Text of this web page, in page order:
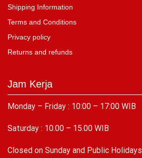
Shipping Information
Terms and Conditions
Privacy policy
Returns and refunds
Jam Kerja
Monday – Friday : 10:00 – 17:00 WIB
Saturday : 10.00 – 15.00 WIB
Closed on Sunday and Public Holidays